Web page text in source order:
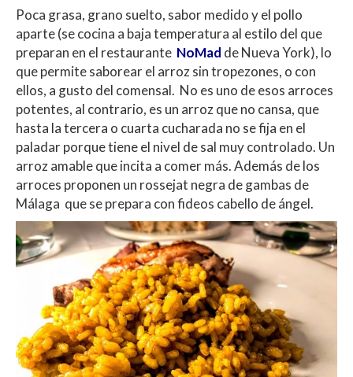
Poca grasa, grano suelto, sabor medido y el pollo
aparte (se cocina a baja temperatura al estilo del que
preparan en el restaurante NoMad de Nueva York), lo
que permite saborear el arroz sin tropezones, o con
ellos, a gusto del comensal. No es uno de esos arroces
potentes, al contrario, es un arroz que no cansa, que
hasta la tercera o cuarta cucharada no se fija en el
paladar porque tiene el nivel de sal muy controlado. Un
arroz amable que incita a comer más. Además de los
arroces proponen un rossejat negra de gambas de
Málaga que se prepara con fideos cabello de ángel.